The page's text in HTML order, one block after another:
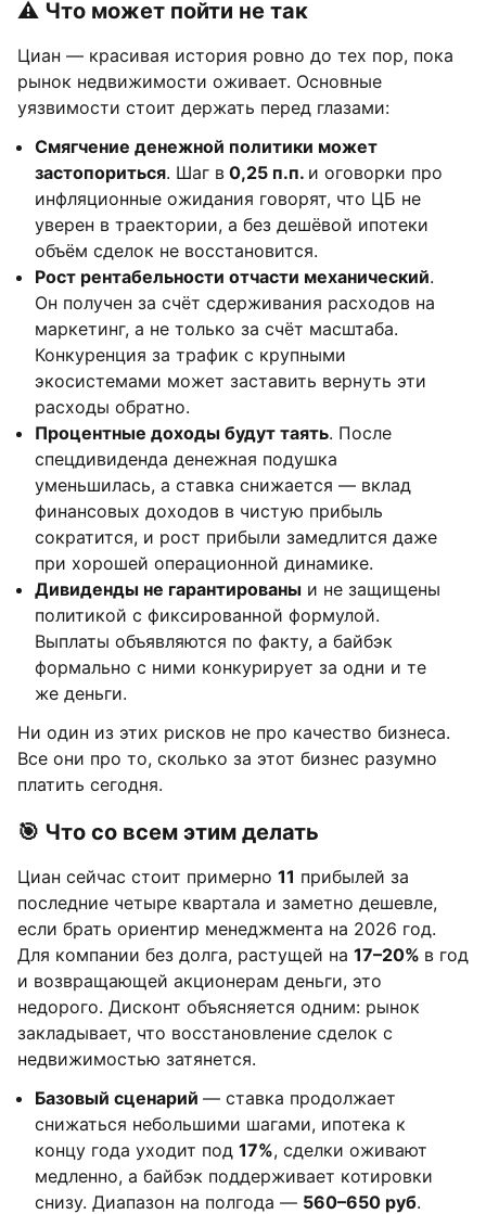
⚠️ Что может пойти не так
Циан — красивая история ровно до тех пор, пока
рынок недвижимости оживает. Основные
уязвимости стоит держать перед глазами:
Смягчение денежной политики может
застопориться. Шаг в 0,25 п.п. и оговорки про
инфляционные ожидания говорят, что ЦБ не
уверен в траектории, а без дешёвой ипотеки
объём сделок не восстановится.
Рост рентабельности отчасти механический.
Он получен за счёт сдерживания расходов на
маркетинг, а не только за счёт масштаба.
Конкуренция за трафик с крупными
экосистемами может заставить вернуть эти
расходы обратно.
Процентные доходы будут таять. После
спецдивиденда денежная подушка
уменьшилась, а ставка снижается — вклад
финансовых доходов в чистую прибыль
сократится, и рост прибыли замедлится даже
при хорошей операционной динамике.
Дивиденды не гарантированы и не защищены
политикой с фиксированной формулой.
Выплаты объявляются по факту, а байбэк
формально с ними конкурирует за одни и те
же деньги.
Ни один из этих рисков не про качество бизнеса.
Все они про то, сколько за этот бизнес разумно
платить сегодня.
🎯 Что со всем этим делать
Циан сейчас стоит примерно 11 прибылей за
последние четыре квартала и заметно дешевле,
если брать ориентир менеджмента на 2026 год.
Для компании без долга, растущей на 17–20% в год
и возвращающей акционерам деньги, это
недорого. Дисконт объясняется одним: рынок
закладывает, что восстановление сделок с
недвижимостью затянется.
Базовый сценарий — ставка продолжает
снижаться небольшими шагами, ипотека к
концу года уходит под 17%, сделки оживают
медленно, а байбэк поддерживает котировки
снизу. Диапазон на полгода — 560–650 руб.